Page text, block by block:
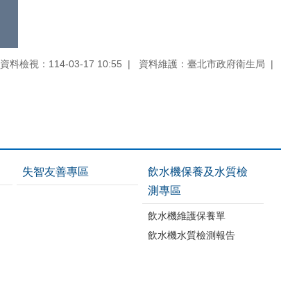
資料檢視：114-03-17 10:55 資料維護：臺北市政府衛生局
失智友善專區
飲水機保養及水質檢
測專區
飲水機維護保養單
飲水機水質檢測報告